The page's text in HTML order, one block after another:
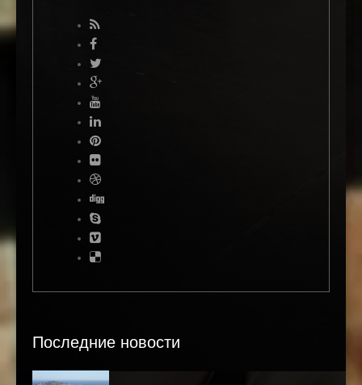
Последние новости